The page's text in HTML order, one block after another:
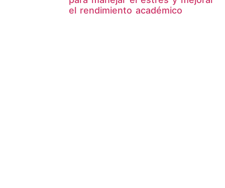
el rendimiento académico